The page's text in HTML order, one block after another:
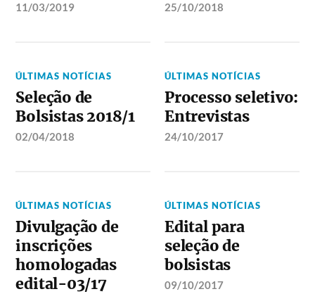
11/03/2019 25/10/2018
ÚLTIMAS NOTÍCIAS
Seleção de
Bolsistas 2018/1
02/04/2018
ÚLTIMAS NOTÍCIAS
Processo seletivo:
Entrevistas
24/10/2017
ÚLTIMAS NOTÍCIAS
Divulgação de
inscrições
homologadas
edital-03/17
ÚLTIMAS NOTÍCIAS
Edital para
seleção de
bolsistas
09/10/2017